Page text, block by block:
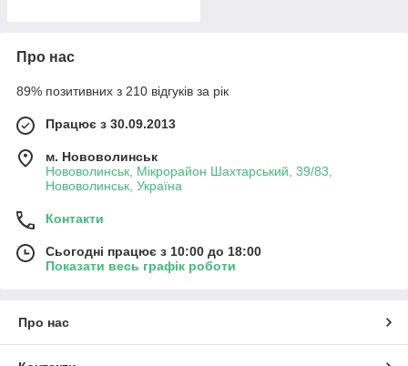
Про нас
89% позитивних з 210 відгуків за рік
Працює з 30.09.2013
м. Нововолинськ
Нововолинськ, Мікрорайон Шахтарський, 39/83,
Нововолинськ, Україна
Контакти
Сьогодні працює з 10:00 до 18:00
Показати весь графік роботи
Про нас